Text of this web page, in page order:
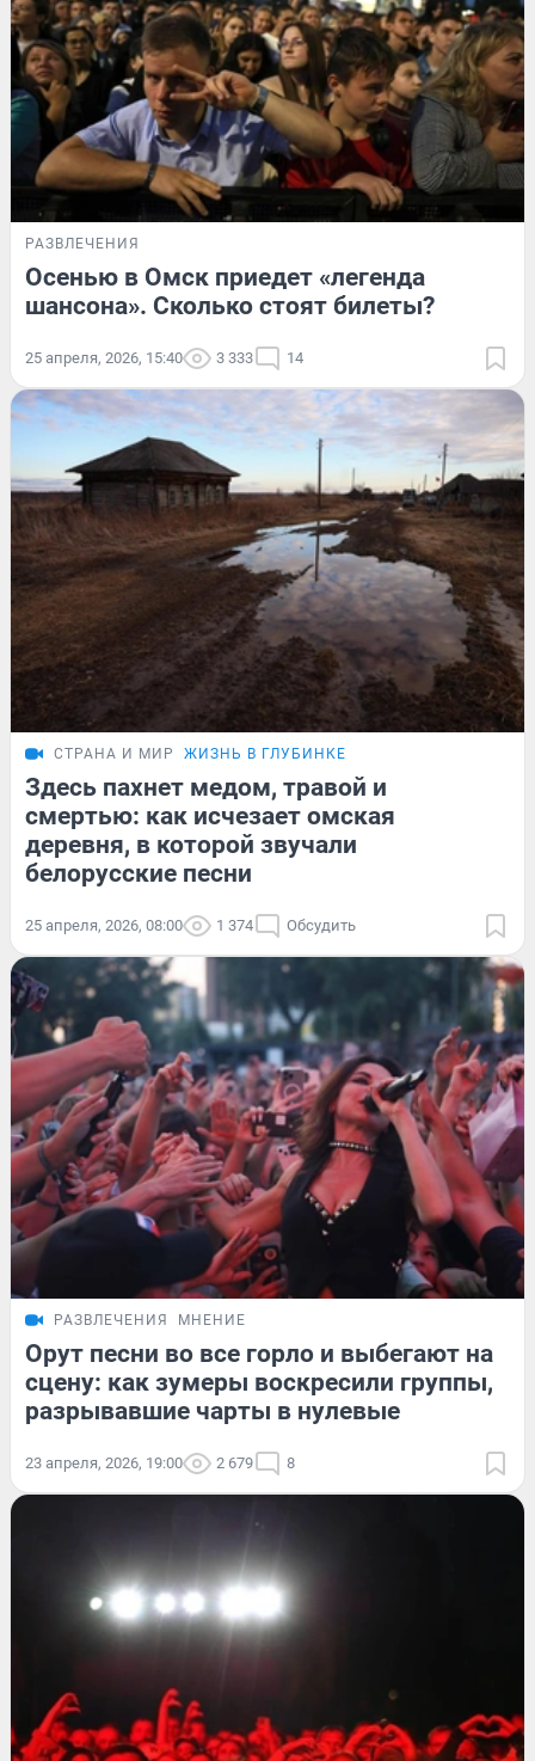
РАЗВЛЕЧЕНИЯ
Осенью в Омск приедет «легенда
шансона». Сколько стоят билеты?
25 апреля, 2026, 15:40 3 333 14
СТРАНА И МИР ЖИЗНЬ В ГЛУБИНКЕ
Здесь пахнет медом, травой и
смертью: как исчезает омская
деревня, в которой звучали
белорусские песни
25 апреля, 2026, 08:00 1 374 Обсудить
РАЗВЛЕЧЕНИЯ МНЕНИЕ
Орут песни во все горло и выбегают на
сцену: как зумеры воскресили группы,
разрывавшие чарты в нулевые
23 апреля, 2026, 19:00 2 679 8